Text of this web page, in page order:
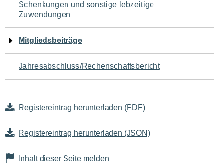
Schenkungen und sonstige lebzeitige
Zuwendungen
Mitgliedsbeiträge
Jahresabschluss/Rechenschaftsbericht
Registereintrag herunterladen (PDF)
Registereintrag herunterladen (JSON)
Inhalt dieser Seite melden